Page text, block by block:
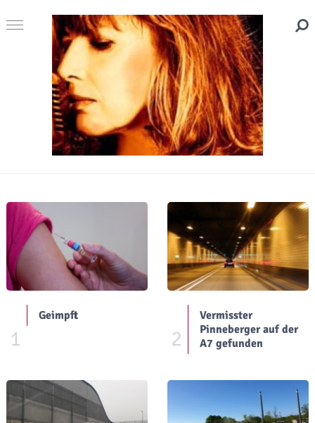
1
Geimpft
2
Vermisster
Pinneberger auf der
A7 gefunden